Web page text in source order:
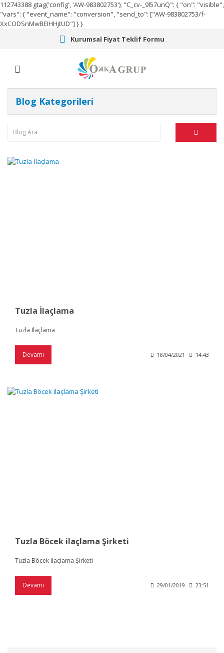
112743388 gtag('config', 'AW-983802753'); "C_cv-_9l57unQ": { "on": "visible",
"vars": { "event_name": "conversion", "send_to": ["AW-983802753/f-
XxCODSnMwBEIHHjtUD"] } }
Kurumsal Fiyat Teklif Formu
Blog Kategorileri
Tuzla İlaçlama
Tuzla İlaçlama
Devamı 18/04/2021 14:43
Tuzla Böcek ilaçlama Şirketi
Tuzla Böcek ilaçlama Şirketi
Devamı 29/01/2019 23:51